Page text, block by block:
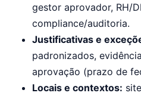
gestor aprovador, RH/
compliance/auditoria.
Justificativas e
padronizados,
aprovação (prazo de
Locais e contextos: